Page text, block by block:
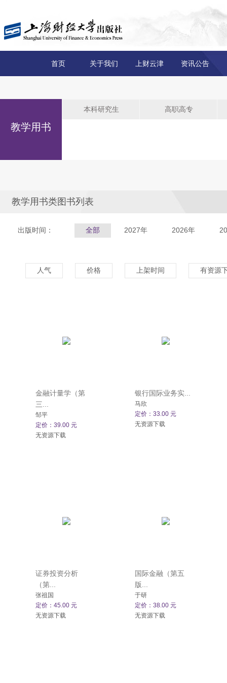
首页 关于我们 上财云津 资讯公告
教学用书
本科研究生 高职高专
教学用书类图书列表
出版时间： 全部 2027年 2026年
人气 价格 上架时间 有资源
金融计量学（第
三...
邹平
定价：39.00 元
无资源下载
银行国际业务实...
马欣
定价：33.00 元
无资源下载
证券投资分析
（第...
张祖国
定价：45.00 元
无资源下载
国际金融（第五
版...
于研
定价：38.00 元
无资源下载